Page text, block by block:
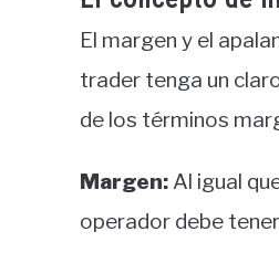
El margen y el
trader tenga un
de los términos
Margen: Al igual
operador debe